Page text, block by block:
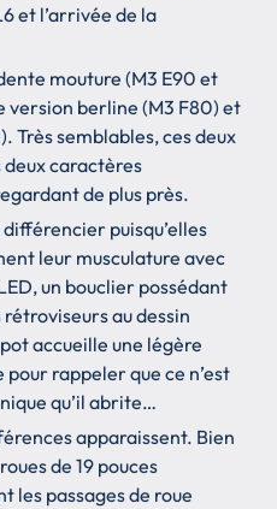
et l’arrivée de la
mouture (M3 E90 et
version berline (M3 F80) et
Très semblables, ces deux
caractères
de plus près.
puisqu’elles
leur musculature avec
un bouclier possédant
au dessin
accueille une légère
rappeler que ce n’est
qu’il abrite…
apparaissent. Bien
de 19 pouces
les passages de roue